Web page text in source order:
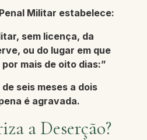
Militar estabelece:
sem licença, da
ou do lugar em que
mais de oito dias:”
seis meses a dois
é agravada.
a Deserção?